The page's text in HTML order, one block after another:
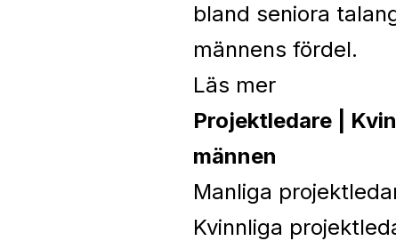
bland seniora
männens fördel.
Läs mer
Projektledare |
männen
Manliga
Kvinnliga